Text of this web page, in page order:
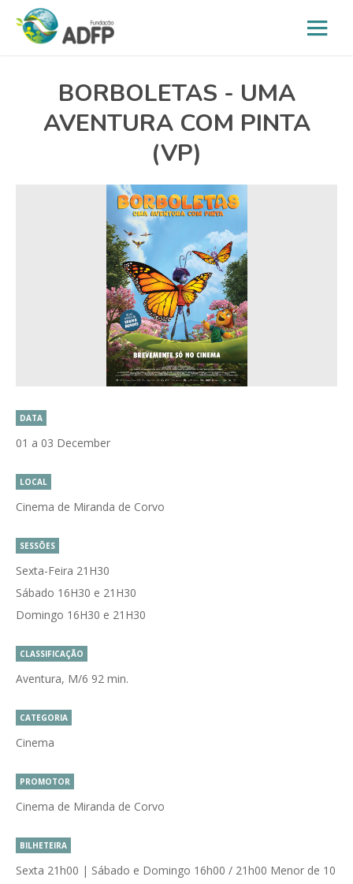
BORBOLETAS - UMA
AVENTURA COM PINTA
(VP)
DATA
01 a 03 December
LOCAL
Cinema de Miranda de Corvo
SESSÕES
Sexta-Feira 21H30
Sábado 16H30 e 21H30
Domingo 16H30 e 21H30
CLASSIFICAÇÃO
Aventura, M/6 92 min.
CATEGORIA
Cinema
PROMOTOR
Cinema de Miranda de Corvo
BILHETEIRA
Sexta 21h00 | Sábado e Domingo 16h00 / 21h00 Menor de 10